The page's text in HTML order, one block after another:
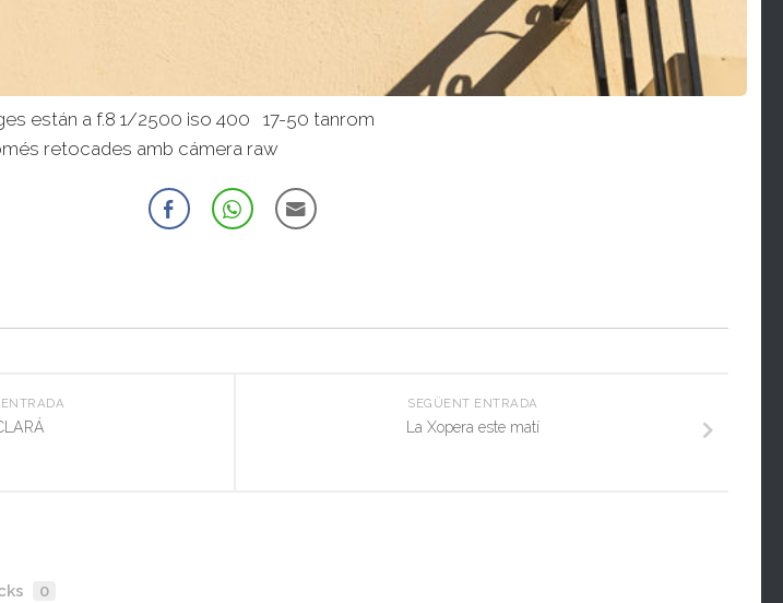
f.8 1/2500 iso 400 17-50 tanrom
amb cámera raw
SEGÜENT ENTRADA
La Xopera este matí
0